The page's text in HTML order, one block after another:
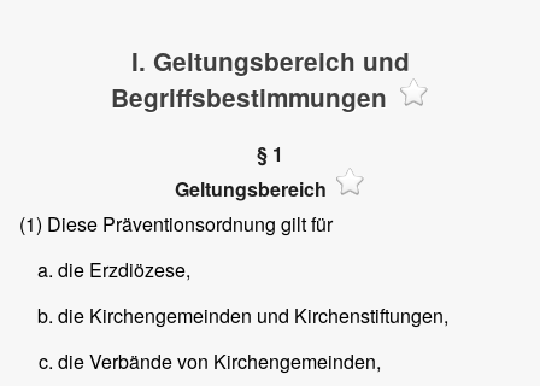
I. Geltungsbereich und
Begriffsbestimmungen
§ 1
Geltungsbereich
(1) Diese Präventionsordnung gilt für
die Erzdiözese,
die Kirchengemeinden und Kirchenstiftungen,
die Verbände von Kirchengemeinden,